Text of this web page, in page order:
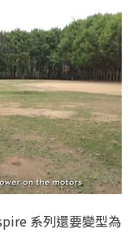
系列還要變型為